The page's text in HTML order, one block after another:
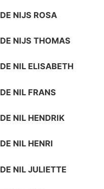
DE NIJS ROSA
DE NIJS THOMAS
DE NIL ELISABETH
DE NIL FRANS
DE NIL HENDRIK
DE NIL HENRI
DE NIL JULIETTE